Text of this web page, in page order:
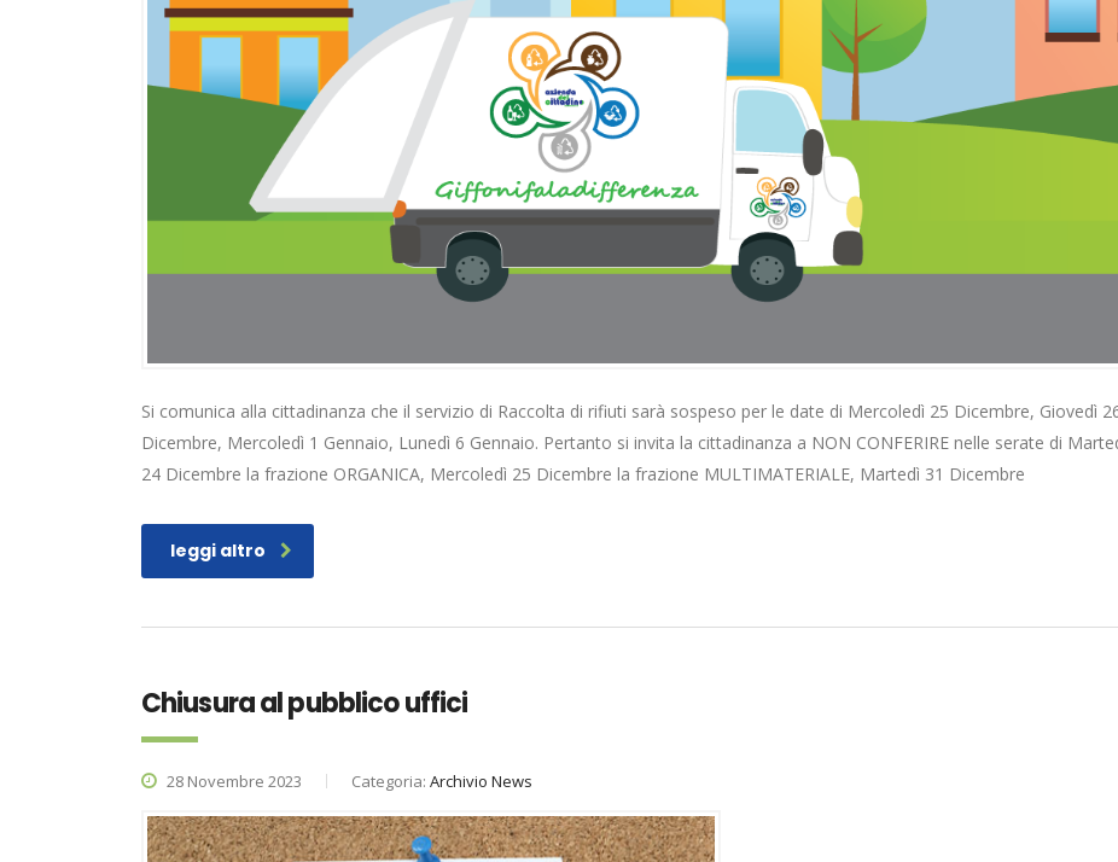
Si comunica alla cittadinanza che il servizio di Raccolta di rifiuti sarà sospeso per le date di Mercoledì 25 Dicembre, Giovedì
Dicembre, Mercoledì 1 Gennaio, Lunedì 6 Gennaio. Pertanto si invita la cittadinanza a NON CONFERIRE nelle serate di
24 Dicembre la frazione ORGANICA, Mercoledì 25 Dicembre la frazione MULTIMATERIALE, Martedì 31 Dicembre
leggi altro
Chiusura al pubblico uffici
28 Novembre 2023 Categoria: Archivio News